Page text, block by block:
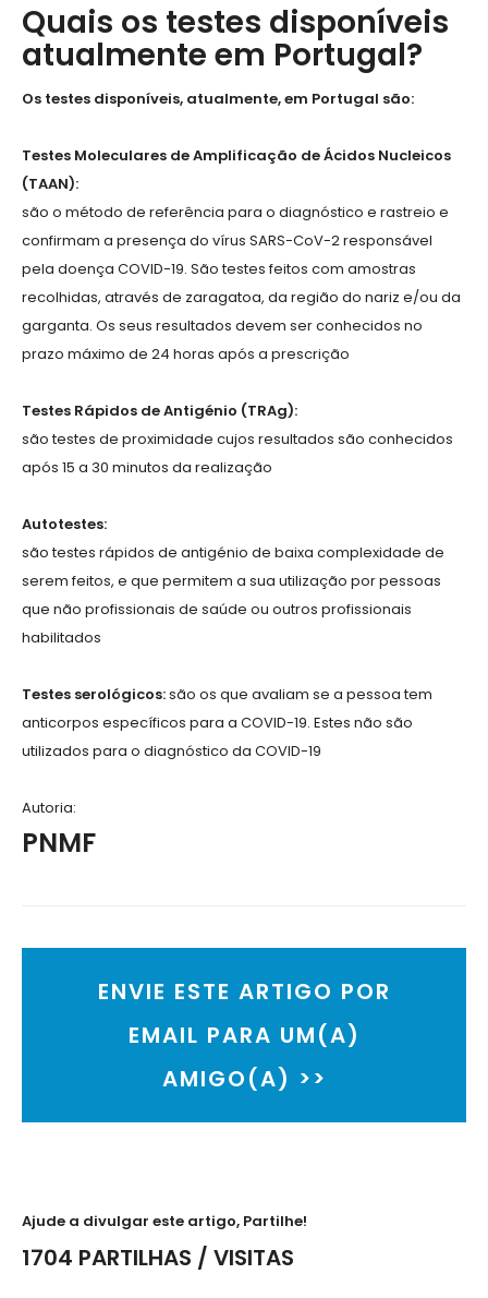
Quais os testes disponíveis
atualmente em Portugal?
Os testes disponíveis, atualmente, em Portugal são:
Testes Moleculares de Amplificação de Ácidos Nucleicos
(TAAN):
são o método de referência para o diagnóstico e rastreio e
confirmam a presença do vírus SARS-CoV-2 responsável
pela doença COVID-19. São testes feitos com amostras
recolhidas, através de zaragatoa, da região do nariz e/ou da
garganta. Os seus resultados devem ser conhecidos no
prazo máximo de 24 horas após a prescrição
Testes Rápidos de Antigénio (TRAg):
são testes de proximidade cujos resultados são conhecidos
após 15 a 30 minutos da realização
Autotestes:
são testes rápidos de antigénio de baixa complexidade de
serem feitos, e que permitem a sua utilização por pessoas
que não profissionais de saúde ou outros profissionais
habilitados
Testes serológicos:são os que avaliam se a pessoa tem
anticorpos específicos para a COVID-19. Estes não são
utilizados para o diagnóstico da COVID-19
Autoria:
PNMF
ENVIE ESTE ARTIGO POR
EMAIL PARA UM(A)
AMIGO(A) >>
Ajude a divulgar este artigo, Partilhe!
1704 PARTILHAS / VISITAS